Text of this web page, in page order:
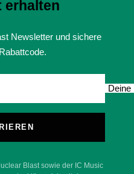
erhalten
Newsletter und sichere
Deine
Blast sowie der IC Music